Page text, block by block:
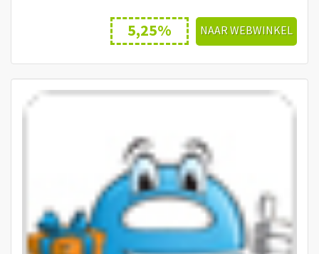
NAAR WEBWINKEL
5,25%